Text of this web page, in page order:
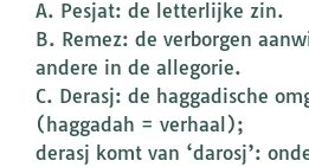
A. Pesjat: de letterlijke zin.
B. Remez: de verborgen
andere in de allegorie.
C. Derasj: de haggadische
(haggadah = verhaal);
derasj komt van ‘darosj’: